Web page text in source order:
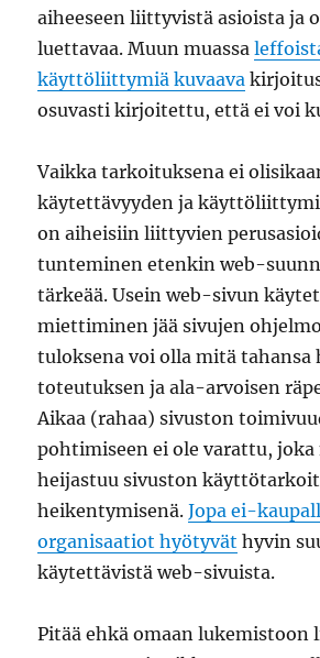
aiheeseen liittyvistä asioista ja
luettavaa. Muun muassa
käyttöliittymiä kuvaava
osuvasti kirjoitettu, että ei voi
Vaikka tarkoituksena ei
käytettävyyden ja
on aiheisiin liittyvien
tunteminen etenkin web-
tärkeää. Usein web-sivun
miettiminen jää sivujen
tuloksena voi olla mitä tahansa
toteutuksen ja ala-arvoisen
Aikaa (rahaa) sivuston
pohtimiseen ei ole varattu,
heijastuu sivuston
heikentymisenä.Jopa ei-
organisaatiot hyötyvät hyvin
käytettävistä web-sivuista.
Pitää ehkä omaan lukemistoon